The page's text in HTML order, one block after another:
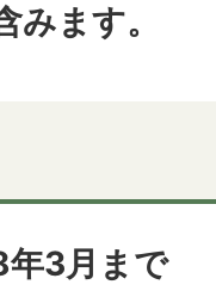
ます。
3月まで